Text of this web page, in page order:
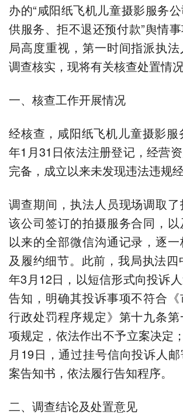
办的“咸阳纸飞机儿童摄影服务
供服务、拒不退还预付款”舆情
局高度重视，第一时间指派执
调查核实，现将有关核查处置情
一、核查工作开展情况
经核查，咸阳纸飞机儿童摄影服
年1月31日依法注册登记，经营
完备，成立以来未发现违法违规经
调查期间，执法人员现场调取
该公司签订的拍摄服务合同，
以来的全部微信沟通记录，逐
及履约细节。此前，我局执法四
年3月12日，以短信形式向投诉
告知，明确其投诉事项不符合
行政处罚程序规定》第十九条第
项规定，依法作出不予立案决定
月19日，通过挂号信向投诉人
案告知书，依法履行告知程序。
二、调查结论及处置意见